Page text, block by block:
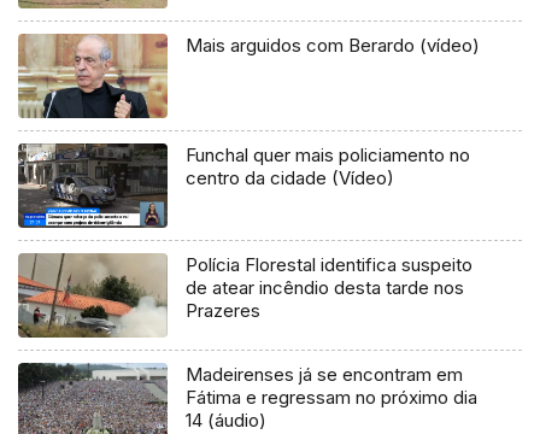
Mais arguidos com Berardo (vídeo)
Funchal quer mais policiamento no
centro da cidade (Vídeo)
Polícia Florestal identifica suspeito
de atear incêndio desta tarde nos
Prazeres
Madeirenses já se encontram em
Fátima e regressam no próximo dia
14 (áudio)